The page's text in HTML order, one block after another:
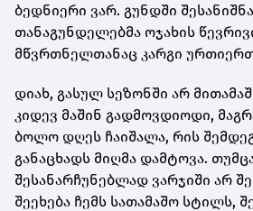
ბედნიერი ვარ. გუნდში
თანაგუნდელებმა ოჯახის
მწვრთნელთანაც კარგი
დიახ, გასულ სეზონში არ
კიდევ მაშინ გადმოვდიოდი,
ბოლო დღეს ჩაიშალა, რის
განაცხადს მიღმა დამტოვა.
შესანარჩუნებლად ვარჯიში არ
შეეხება ჩემს სათამაშო სტილს,